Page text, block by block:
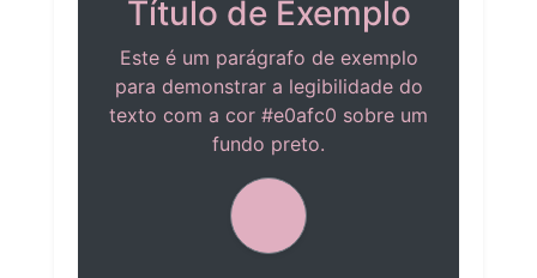
Título de Exemplo
Este é um parágrafo de exemplo
para demonstrar a legibilidade do
texto com a cor #e0afc0 sobre um
fundo preto.